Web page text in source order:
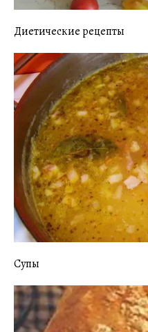
Диетические рецепты
Супы